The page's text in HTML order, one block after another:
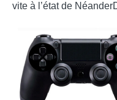
vite à l’état de